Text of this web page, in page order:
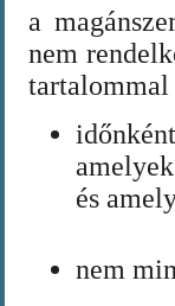
a
nem
és
nem